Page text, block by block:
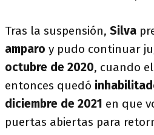
Tras la suspensión, Silva
amparo y pudo continuar
octubre de 2020, cuando
entonces quedó
diciembre de 2021 en que
puertas abiertas para